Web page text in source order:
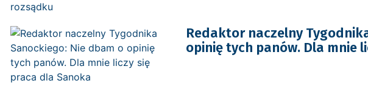
Redaktor naczelny
opinię tych panów. Dla mnie